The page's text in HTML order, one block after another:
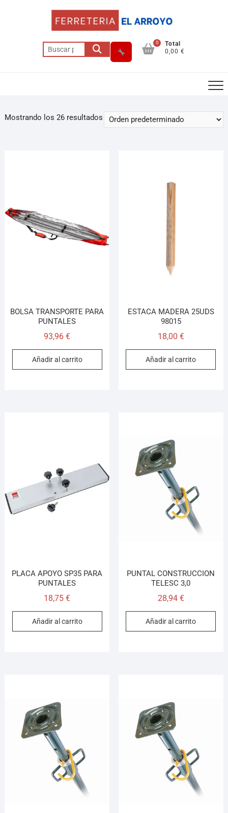
0
Total
0,00 €
Mostrando los 26 resultados
BOLSA TRANSPORTE PARA
PUNTALES
93,96€
Añadir al carrito
ESTACA MADERA 25UDS
98015
18,00 €
Añadir al carrito
PLACA APOYO SP35 PARA
PUNTALES
18,75€
Añadir al carrito
PUNTAL CONSTRUCCION
TELESC 3,0
28,94 €
Añadir al carrito
Llamar (cerrado)
Cuéntame qué necesitas y te ayudo a encontrarlo,
aunque no sepas el nombre exacto